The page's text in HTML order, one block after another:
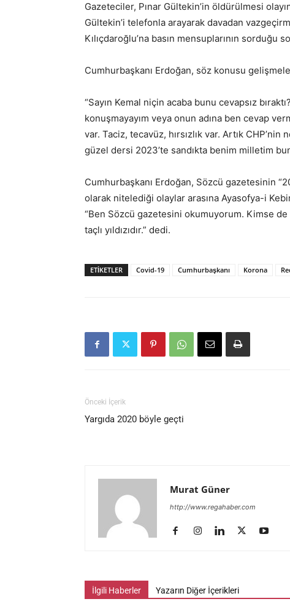
Gazeteciler, Pınar Gültekin’in öldürülmesi
Gültekin’i telefonla arayarak davadan
Kılıçdaroğlu’na basın mensuplarının sorduğu
Cumhurbaşkanı Erdoğan, söz konusu
“Sayın Kemal niçin acaba bunu cevapsız
konuşmayayım veya onun adına ben cevap
var. Taciz, tecavüz, hırsızlık var. Artık
güzel dersi 2023’te sandıkta benim milletim
Cumhurbaşkanı Erdoğan, Sözcü gazetesinin
olarak nitelediği olaylar arasına Ayasofya-i
“Ben Sözcü gazetesini okumuyorum. Kimse
taçlı yıldızıdır.” dedi.
ETIKETLER Covid-19 Cumhurbaşkanı Korona
Önceki İçerik
Yargıda 2020 böyle geçti
Murat Güner
http://www.regahaber.com
İlgili Haberler Yazarın Diğer İçerikleri